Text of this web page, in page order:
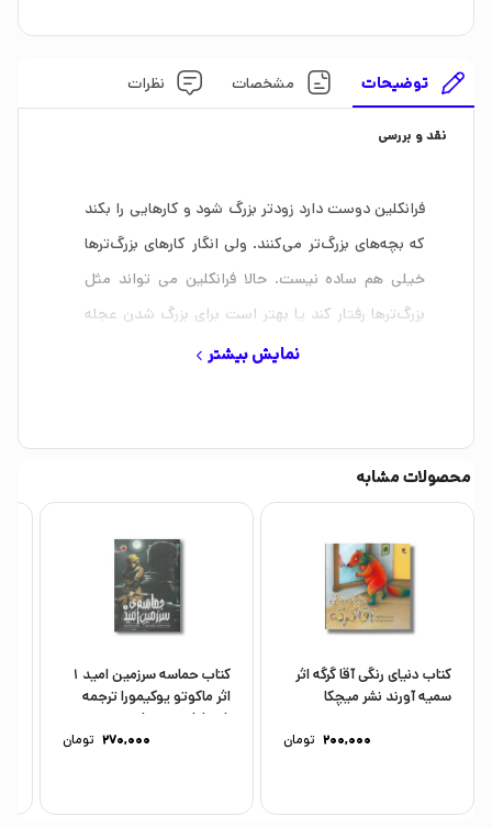
توضیحات مشخصات نظرات
نقد و بررسی
فرانکلین دوست دارد زودتر بزرگ شود و کارهایی را بکند
که بچه‌های بزرگ‌تر می‌کنند. ولی انگار کارهای بزرگ‌ترها
خیلی هم ساده نیست. حالا فرانکلین می تواند مثل
بزرگ‌ترها رفتار کند یا بهتر است برای بزرگ شدن عجله
نردبان در 32 صفحه منتشر شده است.
نمایش بیشتر
محصولات مشابه
کتاب دنیای رنگی آقا گرگه اثر
سمیه آورند نشر میچکا
200,000 تومان
کتاب حماسه سرزمین امید 1
اثر ماکوتو یوکیمورا ترجمه
شیما شریعت نشر...
270,000 تومان